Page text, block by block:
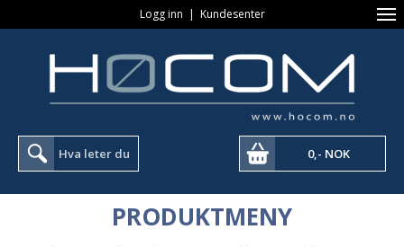
Logg inn | Kundesenter
0,- NOK
PRODUKTMENY